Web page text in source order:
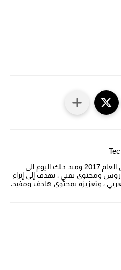
انطلق موقعنا في العام 2017 ومنذ ذلك اليوم الى
ومحتوى تقني ، يهدف إلى إثراء
، وتعزيزه بمحتوى هادف ومفيد.